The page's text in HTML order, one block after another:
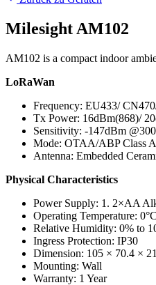
Milesight AM102
AM102 is a compact indoor
LoRaWan
Frequency: EU433/
Tx Power: 16dBm(868)/
Sensitivity: -147dBm
Mode: OTAA/ABP Class A
Antenna: Embedded
Physical Characteristics
Power Supply: 1. 2×AA
Operating Temperature:
Relative Humidity: 0% to
Ingress Protection: IP30
Dimension: 105 × 70.4 ×
Mounting: Wall
Warranty: 1 Year